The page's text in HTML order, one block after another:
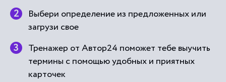
Выбери определение из предложенных или
загрузи свое
Тренажер от Автор24 поможет тебе выучить
термины с помощью удобных и приятных
карточек